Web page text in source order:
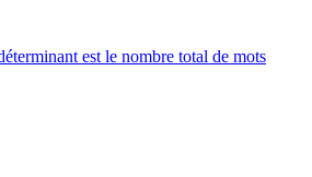
est le nombre total de mots